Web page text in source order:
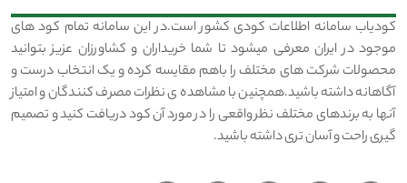
کودیاب سامانه اطلاعات کودی کشور است.در این سامانه تمام کود های
موجود در ایران معرفی میشود تا شما خریداران و کشاورزان عزیز بتوانید
محصولات شرکت های مختلف را باهم مقایسه کرده و یک انتخاب درست و
آگاهانه داشته باشید.همچنین با مشاهده ی نظرات مصرف کنندگان و امتیاز
آنها به برندهای مختلف نظر واقعی را در مورد آن کود دریافت کنید و تصمیم
گیری راحت و آسان تری داشته باشید.